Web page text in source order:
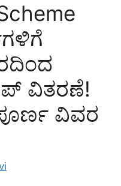
ವಿತರಣೆ!
ವಿವರ